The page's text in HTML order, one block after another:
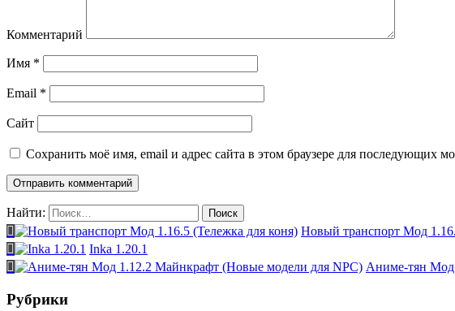
Комментарий
Имя *
Email *
Сайт
Сохранить моё имя, email и адрес сайта в этом браузере для последующих
Найти:
Новый транспорт Мод
Inka 1.20.1
Аниме-тян Мод
Рубрики